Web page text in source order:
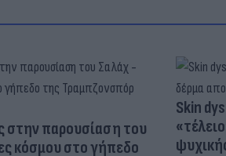
στην παρουσίαση του
κόσμου στο γήπεδο
Skin